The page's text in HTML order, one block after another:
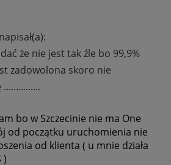
napisał(a):
że nie jest tak źle bo 99,9%
zadowolona skoro nie
bo w Szczecinie nie ma One
od początku uruchomienia nie
od klienta ( u mnie działa
)